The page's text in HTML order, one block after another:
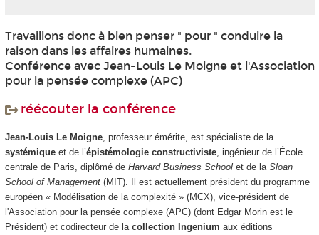
Travaillons donc à bien penser " pour " conduire la
raison dans les affaires humaines.
Conférence avec Jean-Louis Le Moigne et l'Association
pour la pensée complexe (APC)
réécouter la conférence
Jean-Louis Le Moigne, professeur émérite, est spécialiste de la
systémiqueet de l’épistémologie constructiviste, ingénieur de l’École
centrale de Paris, diplômé de Harvard Business Schoolet de la Sloan
School of Management (MIT). Il est actuellement président du programme
européen « Modélisation de la complexité » (MCX), vice-président de
l'Association pour la pensée complexe (APC) (dont Edgar Morin est le
Président) et codirecteur de la collection Ingenium aux éditions